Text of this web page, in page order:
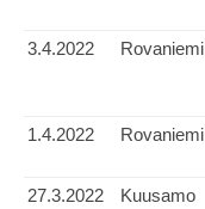
3.4.2022
Rovaniemi
1.4.2022 Rovaniemi
27.3.2022
Kuusamo